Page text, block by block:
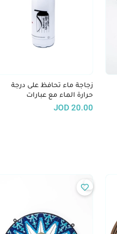
زجاجة ماء تحافظ على درجة
حرارة الماء مع عبارات
فلسطينية تقليدية
20.00
JOD